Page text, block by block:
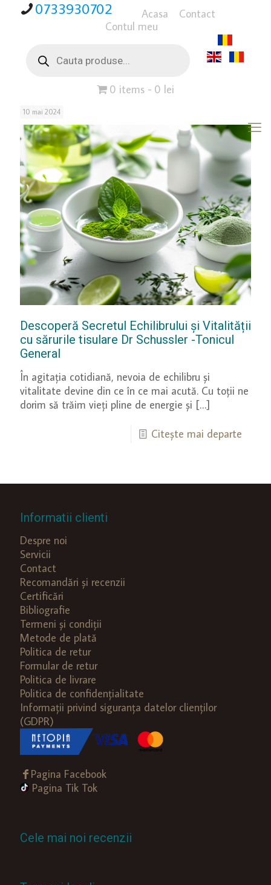
0733930702 Acasa
Contact
Contul meu
search
0 items 0 lei
10 mai 2024
Descoperă Secretul Echilibrului și Vitalității
cu sărurile tisulare Dr Schussler -Tonicul
General
În agitația cotidiană, nevoia de echilibru și
vitalitate devine din ce în ce mai acută. Cu toții ne
dorim să trăim vieți pline de energie și […]
Citește mai departe
Informatii clienti
Despre noi
Servicii
Contact
Recomandări și recenzii
Certificări
Bibliografie
Termeni și condiții
Metode de plată
Politica de retur
Formular de retur
Politica de livrare
Politica de confidențialitate
Informații privind siguranța datelor clienților
(GDPR)
Pagina Facebook
Pagina Tik Tok
Cele mai noi recenzii